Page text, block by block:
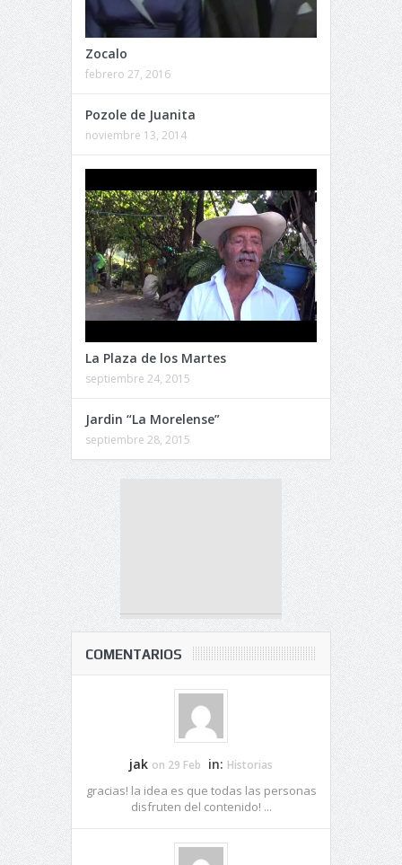
Zocalo
febrero 27, 2016
Pozole de Juanita
noviembre 13, 2014
La Plaza de los Martes
septiembre 24, 2015
Jardin “La Morelense”
septiembre 28, 2015
COMENTARIOS
jak on 29 Feb in: Historias
gracias! la idea es que todas las personas
disfruten del contenido! ...